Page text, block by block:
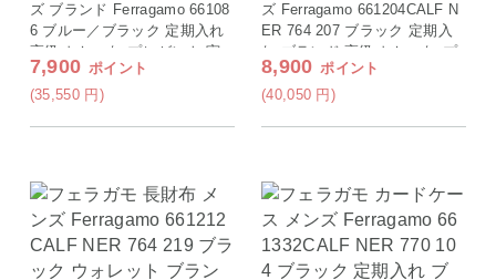
ズ ブランド Ferragamo 66108
6 ブルー／ブラック 定期入れ
高級 おしゃれ プレゼント 実
用的
7,900 ポイント
(35,550 円 )
ズ Ferragamo 661204CALF N
ER 764 207 ブラック 定期入
れ ブランド 高級 おしゃれ プ
レゼント 実用的
8,900 ポイント
(40,050 円 )